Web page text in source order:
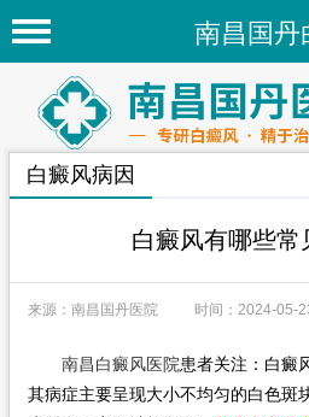
南昌国丹
首页
医院简介
医院新闻
专家团队
先进技术
白癜风常识
白癜风病因
白癜风有哪些常
来源：南昌国丹医院 时间：2024-05-
南昌白癜风医院患者关注：白癜
其病症主要呈现大小不均匀的白色斑